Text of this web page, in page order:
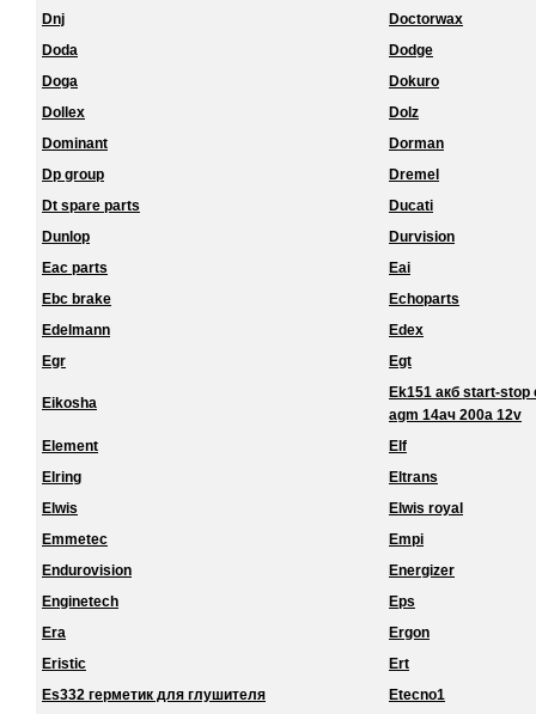
Dnj
Doctorwax
Doda
Dodge
Doga
Dokuro
Dollex
Dolz
Dominant
Dorman
Dp group
Dremel
Dt spare parts
Ducati
Dunlop
Durvision
Eac parts
Eai
Ebc brake
Echoparts
Edelmann
Edex
Egr
Egt
Eikosha
Ek151 акб start-
agm 14ач 200a 12v
Element
Elf
Elring
Eltrans
Elwis
Elwis royal
Emmetec
Empi
Endurovision
Energizer
Enginetech
Eps
Era
Ergon
Eristic
Ert
Es332 герметик для глушителя
Etecno1